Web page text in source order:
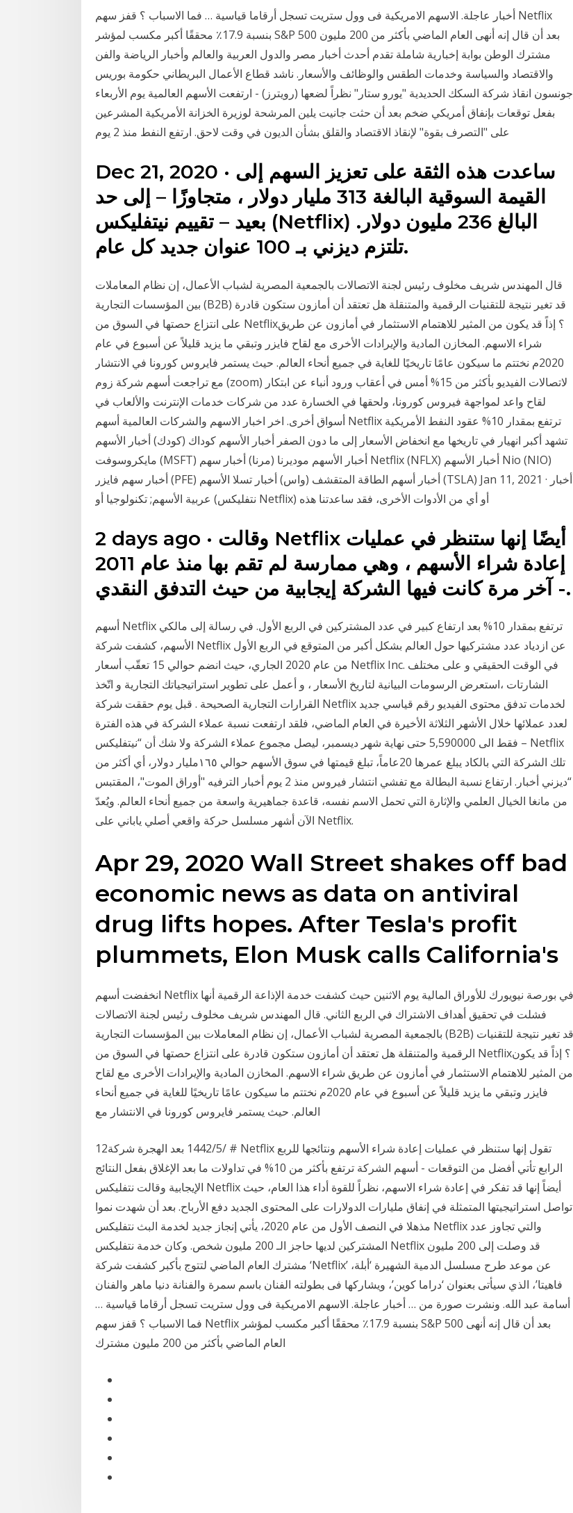
أخبار عاجلة. الاسهم الامريكية فى وول ستريت تسجل أرقاما قياسية … فما الاسباب ؟ قفز سهم Netflix
بنسبة 17.9٪ محققًا أكبر مكسب لمؤشر S&P 500 بعد أن قال إنه أنهى العام الماضي بأكثر من 200 مليون
مشترك الوطن بوابة إخبارية شاملة تقدم أحدث أخبار مصر والدول العربية والعالم وأخبار الرياضة والفن
والاقتصاد والسياسة وخدمات الطقس والوظائف والأسعار. ناشد قطاع الأعمال البريطاني حكومة بوريس
جونسون انقاذ شركة السكك الحديدية "يورو ستار" نظراً لضعها (رويترز) - ارتفعت الأسهم العالمية يوم الأربعاء
بفعل توقعات بإنفاق أمريكي ضخم بعد أن حثت جانيت يلين المرشحة لوزيرة الخزانة الأمريكية المشرعين
على "التصرف بقوة" لإنقاذ الاقتصاد والقلق بشأن الديون في وقت لاحق. ارتفع النفط منذ 2 يوم
Dec 21, 2020 · ساعدت هذه الثقة على تعزيز السهم إلى
القيمة السوقية البالغة 313 مليار دولار ، متجاوزًا – إلى حد
بعيد – تقييم نيتفليكس (Netflix) البالغ 236 مليون دولار.
تلتزم ديزني بـ 100 عنوان جديد كل عام.
قال المهندس شريف مخلوف رئيس لجنة الاتصالات بالجمعية المصرية لشباب الأعمال، إن نظام المعاملات
بين المؤسسات التجارية (B2B) قد تغير نتيجة للتقنيات الرقمية والمتنقلة هل تعتقد أن أمازون ستكون قادرة
على انتزاع حصتها في السوق من Netflix؟ إذاً قد يكون من المثير للاهتمام الاستثمار في أمازون عن طريق
شراء الاسهم. المخازن المادية والإيرادات الأخرى مع لقاح فايزر وتبقي ما يزيد قليلاً عن أسبوع في عام
2020م نختتم ما سيكون عامًا تاريخيًا للغاية في جميع أنحاء العالم. حيث يستمر فايروس كورونا في الانتشار
مع تراجعت أسهم شركة زوم (zoom) لاتصالات الفيديو بأكثر من 15% أمس في أعقاب ورود أنباء عن ابتكار
لقاح واعد لمواجهة فيروس كورونا، ولحقها في الخسارة عدد من شركات خدمات الإنترنت والألعاب في
أسواق أخرى. اخر اخبار الاسهم والشركات العالمية أسهم Netflix ترتفع بمقدار 10% عقود النفط الأمريكية
تشهد أكبر انهيار في تاريخها مع انخفاض الأسعار إلى ما دون الصفر أخبار الأسهم كوداك (كودك) أخبار الأسهم
مايكروسوفت (MSFT) أخبار الأسهم موديرنا (مرنا) أخبار سهم Netflix (NFLX) أخبار الأسهم Nio (NIO)
أخبار سهم فايزر (PFE) أخبار أسهم الطاقة المتقشف (واس) أخبار تسلا الأسهم (TSLA) Jan 11, 2021 · أخبار
عربية الأسهم; تكنولوجيا أو (نتفليكس Netflix) أو أي من الأدوات الأخرى، فقد ساعدتنا هذه
2 days ago · وقالت Netflix أيضًا إنها ستنظر في عمليات
إعادة شراء الأسهم ، وهي ممارسة لم تقم بها منذ عام 2011
- آخر مرة كانت فيها الشركة إيجابية من حيث التدفق النقدي.
أسهم Netflix ترتفع بمقدار 10% بعد ارتفاع كبير في عدد المشتركين في الربع الأول. في رسالة إلى مالكي
الأسهم، كشفت شركة Netflix عن ازدياد عدد مشتركيها حول العالم بشكل أكبر من المتوقع في الربع الأول
من عام 2020 الجاري، حيث انضم حوالي 15 تعقّب أسعار Netflix Inc. في الوقت الحقيقي و على مختلف
الشارتات ،استعرض الرسومات البيانية لتاريخ الأسعار ، و أعمل على تطوير استراتيجياتك التجارية و اتّخذ
القرارات التجارية الصحيحة . قبل يوم حققت شركة Netflix لخدمات تدفق محتوى الفيديو رقم قياسي جديد
لعدد عملائها خلال الأشهر الثلاثة الأخيرة في العام الماضي، فلقد ارتفعت نسبة عملاء الشركة في هذه الفترة
فقط الى 5,590000 حتى نهاية شهر ديسمبر، ليصل مجموع عملاء الشركة ولا شك أن “نيتفليكس – Netflix
تلك الشركة التي بالكاد يبلغ عمرها 20عاماً، تبلغ قيمتها في سوق الأسهم حوالي ١٦٥مليار دولار، أي أكثر من
“ديزني أخبار. ارتفاع نسبة البطالة مع تفشي انتشار فيروس منذ 2 يوم أخبار الترفيه "أوراق الموت"، المقتبس
من مانغا الخيال العلمي والإثارة التي تحمل الاسم نفسه، قاعدة جماهيرية واسعة من جميع أنحاء العالم. ويُعدّ
الآن أشهر مسلسل حركة واقعي أصلي ياباني على Netflix.
Apr 29, 2020 Wall Street shakes off bad
economic news as data on antiviral
drug lifts hopes. After Tesla's profit
plummets, Elon Musk calls California's
انخفضت أسهم Netflix في بورصة نيويورك للأوراق المالية يوم الاثنين حيث كشفت خدمة الإذاعة الرقمية أنها
فشلت في تحقيق أهداف الاشتراك في الربع الثاني. قال المهندس شريف مخلوف رئيس لجنة الاتصالات
بالجمعية المصرية لشباب الأعمال، إن نظام المعاملات بين المؤسسات التجارية (B2B) قد تغير نتيجة للتقنيات
الرقمية والمتنقلة هل تعتقد أن أمازون ستكون قادرة على انتزاع حصتها في السوق من Netflix؟ إذاً قد يكون
من المثير للاهتمام الاستثمار في أمازون عن طريق شراء الاسهم. المخازن المادية والإيرادات الأخرى مع لقاح
فايزر وتبقي ما يزيد قليلاً عن أسبوع في عام 2020م نختتم ما سيكون عامًا تاريخيًا للغاية في جميع أنحاء
العالم. حيث يستمر فايروس كورونا في الانتشار مع
12‏‏/5‏‏/1442 بعد الهجرة شركة # Netflix تقول إنها ستنظر في عمليات إعادة شراء الأسهم ونتائجها للربع
الرابع تأتي أفضل من التوقعات - أسهم الشركة ترتفع بأكثر من 10% في تداولات ما بعد الإغلاق بفعل النتائج
الإيجابية وقالت نتفليكس Netflix أيضاً إنها قد تفكر في إعادة شراء الاسهم، نظراً للقوة أداء هذا العام، حيث
تواصل استراتيجيتها المتمثلة في إنفاق مليارات الدولارات على المحتوى الجديد دفع الأرباح. بعد أن شهدت نموا
مذهلا في النصف الأول من عام 2020، يأتي إنجاز جديد لخدمة البث نتفليكس Netflix والتي تجاوز عدد
المشتركين لديها حاجز الـ 200 مليون شخص. وكان خدمة نتفليكس Netflix قد وصلت إلى 200 مليون
مشترك العام الماضي لتتوج بأكبر كشفت شركة ‘Netflix’ ،عن موعد طرح مسلسل الدمية الشهيرة ‘أبلة
فاهيتا’، الذي سيأتى بعنوان ‘دراما كوين’، ويشاركها فى بطولته الفنان باسم سمرة والفنانة دنيا ماهر والفنان
أسامة عبد الله. ونشرت صورة من … أخبار عاجلة. الاسهم الامريكية فى وول ستريت تسجل أرقاما قياسية …
فما الاسباب ؟ قفز سهم Netflix بنسبة 17.9٪ محققًا أكبر مكسب لمؤشر S&P 500 بعد أن قال إنه أنهى
العام الماضي بأكثر من 200 مليون مشترك